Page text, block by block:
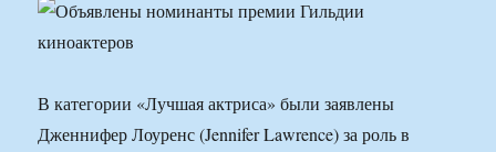
В категории «Лучшая актриса» были заявлены
Дженнифер Лоуренс (Jennifer Lawrence) за роль в